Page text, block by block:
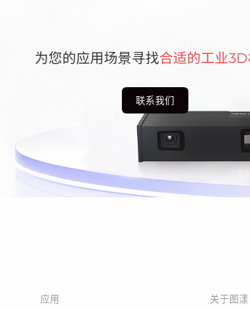
为您的应用场景寻找合适的工业
联系我们
应用 关于图漾